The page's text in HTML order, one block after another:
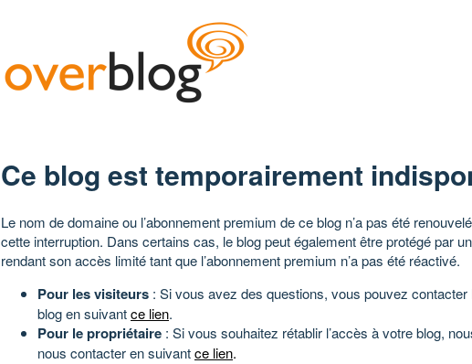
Ce blog est temporairement
Le nom de domaine ou l’abonnement premium de ce blog n’a pas été
cette interruption. Dans certains cas, le blog peut également être protégé par
rendant son accès limité tant que l’abonnement premium n’a pas été réactivé.
Pour les visiteurs : Si vous avez des questions, vous pouvez contacter
blog en suivantce lien.
Pour le propriétaire : Si vous souhaitez rétablir l’accès à votre blog,
nous contacter en suivantce lien.